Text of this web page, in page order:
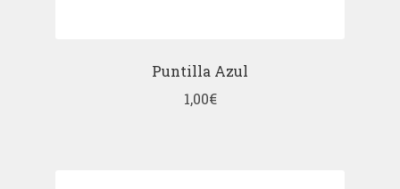
Puntilla Azul
1,00€